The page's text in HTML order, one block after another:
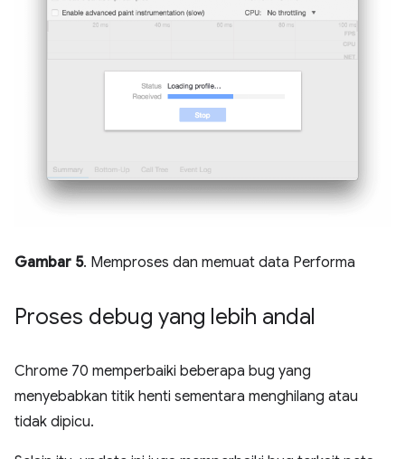
Gambar 5. Memproses dan memuat data Performa
Proses debug yang lebih andal
Chrome 70 memperbaiki beberapa bug yang
menyebabkan titik henti sementara menghilang atau
tidak dipicu.